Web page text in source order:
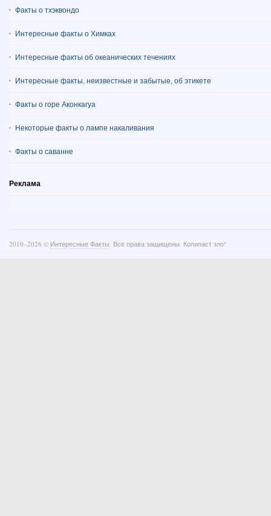
Факты о тхэквондо
Интересные факты о Химках
Интересные факты об океанических течениях
Интересные факты, неизвестные и забытые, об этикете
Факты о горе Аконкагуа
Некоторые факты о лампе накаливания
Факты о саванне
Реклама
2010–2026 © Интересные Факты. Все права защищены. Копипаст зло!